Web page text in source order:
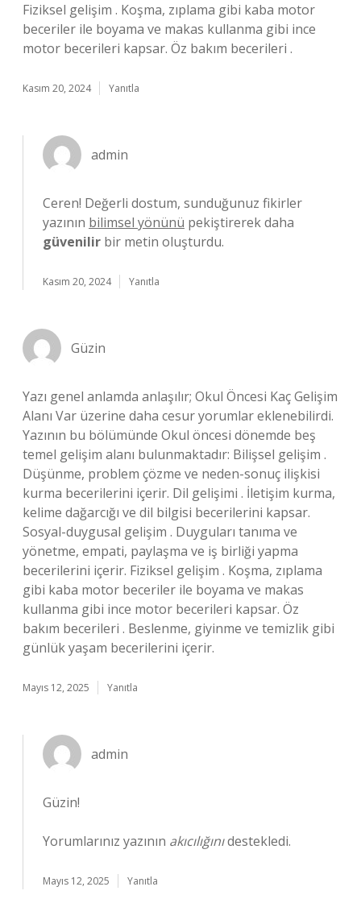
Fiziksel gelişim . Koşma, zıplama gibi kaba motor
beceriler ile boyama ve makas kullanma gibi ince
motor becerileri kapsar. Öz bakım becerileri .
Kasım 20, 2024 Yanıtla
admin
Ceren! Değerli dostum, sunduğunuz fikirler
yazının bilimsel yönünü pekiştirerek daha
güvenilir bir metin oluşturdu.
Kasım 20, 2024 Yanıtla
Güzin
Yazı genel anlamda anlaşılır; Okul Öncesi Kaç Gelişim
Alanı Var üzerine daha cesur yorumlar eklenebilirdi.
Yazının bu bölümünde Okul öncesi dönemde beş
temel gelişim alanı bulunmaktadır: Bilişsel gelişim .
Düşünme, problem çözme ve neden-sonuç ilişkisi
kurma becerilerini içerir. Dil gelişimi . İletişim kurma,
kelime dağarcığı ve dil bilgisi becerilerini kapsar.
Sosyal-duygusal gelişim . Duyguları tanıma ve
yönetme, empati, paylaşma ve iş birliği yapma
becerilerini içerir. Fiziksel gelişim . Koşma, zıplama
gibi kaba motor beceriler ile boyama ve makas
kullanma gibi ince motor becerileri kapsar. Öz
bakım becerileri . Beslenme, giyinme ve temizlik gibi
günlük yaşam becerilerini içerir.
Mayıs 12, 2025 Yanıtla
admin
Güzin!
Yorumlarınız yazının akıcılığınıdestekledi.
Mayıs 12, 2025 Yanıtla